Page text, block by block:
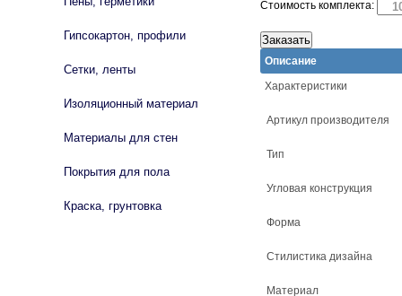
Стоимость комплекта:
Описание
Характеристики
Артикул производителя
Тип
Угловая конструкция
Форма
Стилистика дизайна
Материал
Гипсокартон, профили
Сетки, ленты
Изоляционный материал
Материалы для стен
Покрытия для пола
Краска, грунтовка